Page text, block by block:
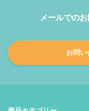
メールでの
お問